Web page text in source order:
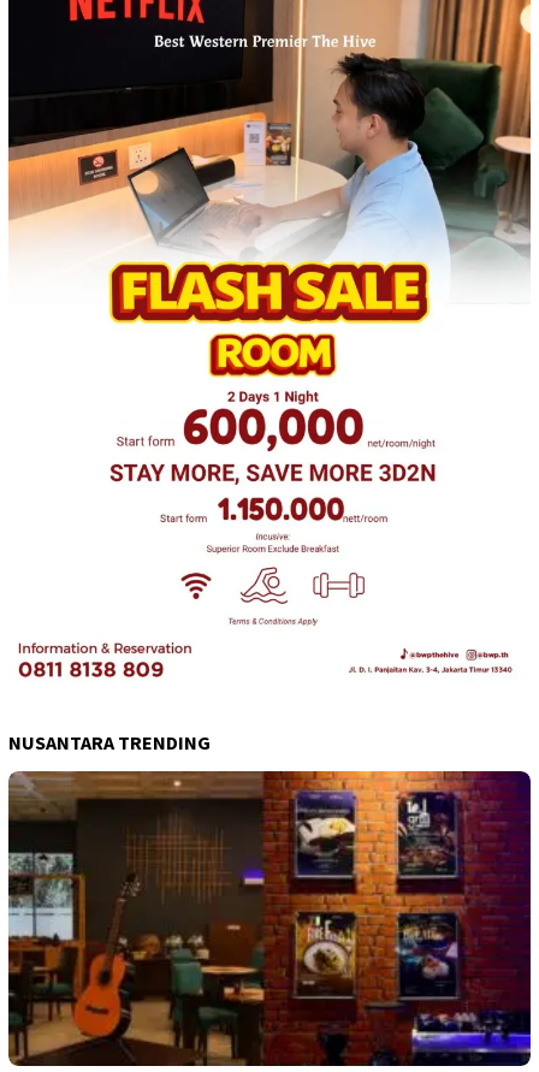
NUSANTARA TRENDING